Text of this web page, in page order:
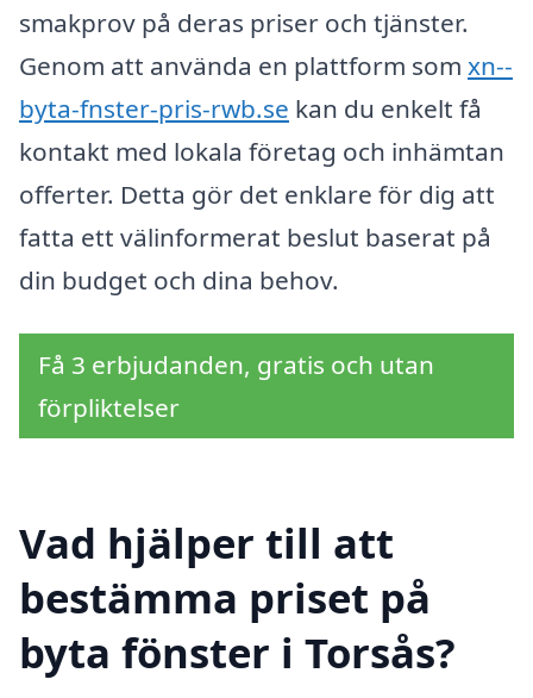
smakprov på deras priser och tjänster.
Genom att använda en plattform som xn--
byta-fnster-pris-rwb.se kan du enkelt få
kontakt med lokala företag och inhämtan
offerter. Detta gör det enklare för dig att
fatta ett välinformerat beslut baserat på
din budget och dina behov.
Få 3 erbjudanden, gratis och utan
förpliktelser
Vad hjälper till att
bestämma priset på
byta fönster i Torsås?